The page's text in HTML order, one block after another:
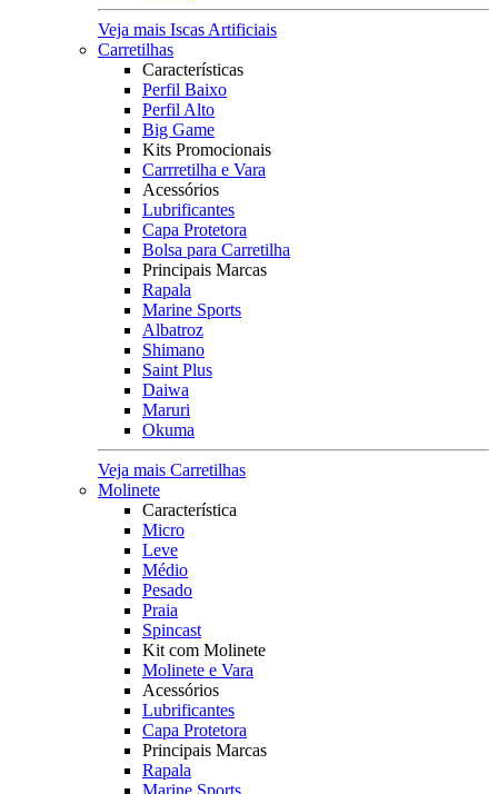
Veja mais Iscas Artificiais
Carretilhas
Características
Perfil Baixo
Perfil Alto
Big Game
Kits Promocionais
Carrretilha e Vara
Acessórios
Lubrificantes
Capa Protetora
Bolsa para Carretilha
Principais Marcas
Rapala
Marine Sports
Albatroz
Shimano
Saint Plus
Daiwa
Maruri
Okuma
Veja mais Carretilhas
Molinete
Característica
Micro
Leve
Médio
Pesado
Praia
Spincast
Kit com Molinete
Molinete e Vara
Acessórios
Lubrificantes
Capa Protetora
Principais Marcas
Rapala
Marine Sports